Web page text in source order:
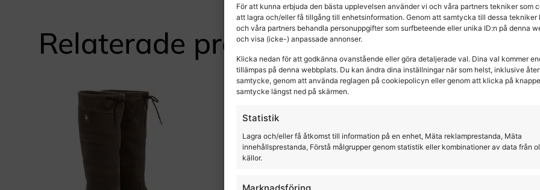
För att kunna erbjuda den bästa upplevelsen använder vi och våra partners tekniker som
att lagra och/eller få tillgång till enhetsinformation. Genom att samtycka till dessa tekniker
och våra partners behandla personuppgifter som surfbeteende eller unika ID:n på denna
och visa (icke-) anpassade annonser.
Klicka nedan för att godkänna ovanstående eller göra detaljerade val. Dina val kommer
tillämpas på denna webbplats. Du kan ändra dina inställningar när som helst, inklusive
samtycke, genom att använda reglagen på cookiepolicyn eller genom att klicka på
samtycke längst ned på skärmen.
Statistik
Lagra och/eller få åtkomst till information på en enhet, Mäta reklamprestanda, Mäta
innehållsprestanda, Förstå målgrupper genom statistik eller kombinationer av data från
källor.
Marknadsföring
Relaterade produkter